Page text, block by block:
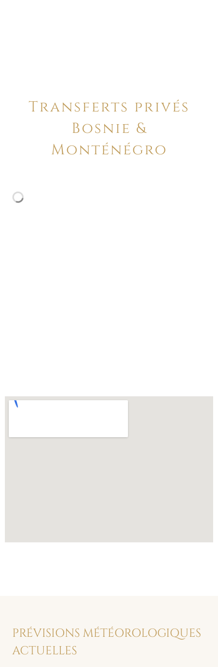
Transferts privés
Bosnie &
Monténégro
PRÉVISIONS MÉTÉOROLOGIQUES
ACTUELLES